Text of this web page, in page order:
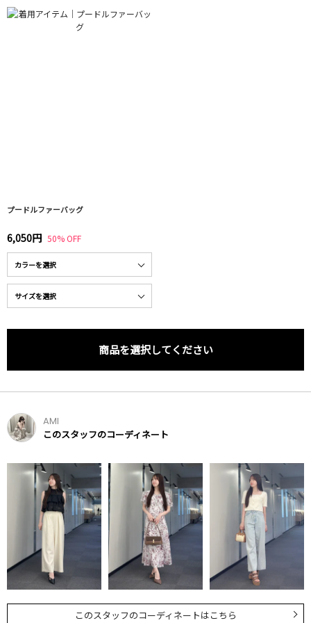
プードルファーバッグ
6,050円 50% OFF
商品を選択してください
AMI
このスタッフのコーディネート
このスタッフのコーディネートはこちら